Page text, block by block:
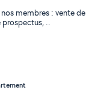
membres : vente de
..